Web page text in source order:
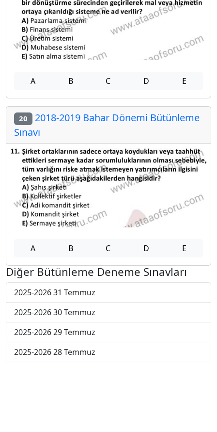
A B C D E
20 2018-2019 Bahar Dönemi Bütünleme
Sınavı
A B C D E
Diğer Bütünleme Deneme Sınavları
2025-2026 31 Temmuz
2025-2026 30 Temmuz
2025-2026 29 Temmuz
2025-2026 28 Temmuz